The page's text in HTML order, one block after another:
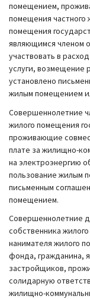
помещением,
помещения
помещения
являющимся членом
участвовать в
услуги, возмещение
установлено
жилым помещением
Совершеннолетние
жилого помещения
проживающие
плате за жилищно-
на электроэнергию
пользование жилым
письменным
помещением.
Совершеннолетние
собственника
нанимателя жилого
фонда, гражданина,
застройщиков,
солидарную
жилищно-